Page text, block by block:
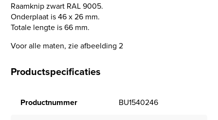
Raamknip zwart RAL 9005.
Onderplaat is 46 x 26 mm.
Totale lengte is 66 mm.
Voor alle maten, zie afbeelding 2
Productspecificaties
Productnummer BU1540246